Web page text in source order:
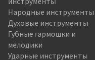
Народные инструменты
Духовые инструменты
Губные гармошки и
мелодики
Ударные инструменты